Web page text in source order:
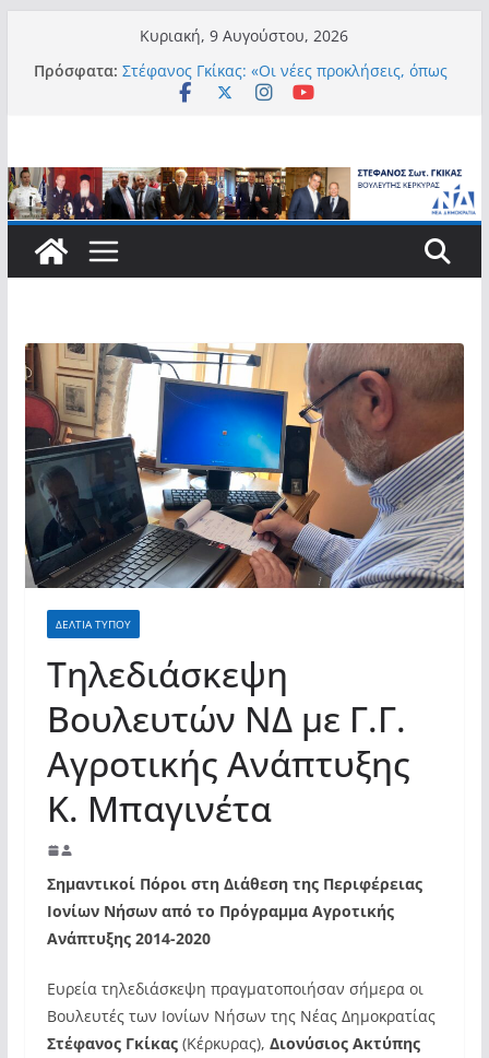
περιεχόμενο
Κυριακή, 9 Αυγούστου, 2026
Πρόσφατα: Στέφανος Γκίκας: «Οι νέες προκλήσεις, όπως
η τεχνητή νοημοσύνη, η κλιματική κρίση, η
απαντήσεις»
Στέφανος Γκίκας:
Στέφανος Γκίκας:
Στέφανος Γκίκας: «Η πρωτοβουλία “Smart
καθημερινότητάς τους»
Στέφανος Γκίκας: «Καλωσορίζω θερμά τους
911 νέους φοιτητές που επέλεξαν τα 6
Τμήματα της Κέρκυρας για τις σπουδές
τους»
ΔΕΛΤΙΑ ΤΥΠΟΥ
Τηλεδιάσκεψη
Βουλευτών ΝΔ με Γ.Γ.
Αγροτικής Ανάπτυξης
Κ. Μπαγινέτα
Σημαντικοί Πόροι στη Διάθεση της Περιφέρειας
Ιονίων Νήσων από το Πρόγραμμα Αγροτικής
Ανάπτυξης 2014-2020
Ευρεία τηλεδιάσκεψη πραγματοποιήσαν σήμερα οι
Βουλευτές των Ιονίων Νήσων της Νέας Δημοκρατίας
Στέφανος Γκίκας (Κέρκυρας), Διονύσιος Ακτύπης